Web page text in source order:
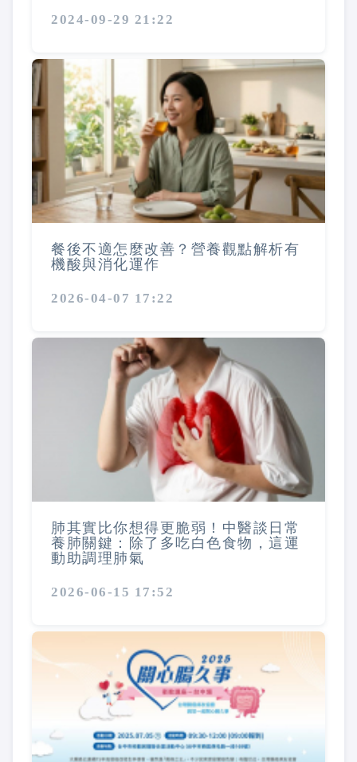
2024-09-29 21:22
餐後不適怎麼改善？營養觀點解析有
機酸與消化運作
2026-04-07 17:22
肺其實比你想得更脆弱！中醫談日常
養肺關鍵：除了多吃白色食物，這運
動助調理肺氣
2026-06-15 17:52